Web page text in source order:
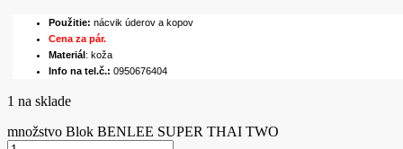
Použitie: nácvik úderov a kopov
Cena za pár.
Materiál: koža
Info na tel.č.: 0950676404
1 na sklade
množstvo Blok BENLEE SUPER THAI TWO